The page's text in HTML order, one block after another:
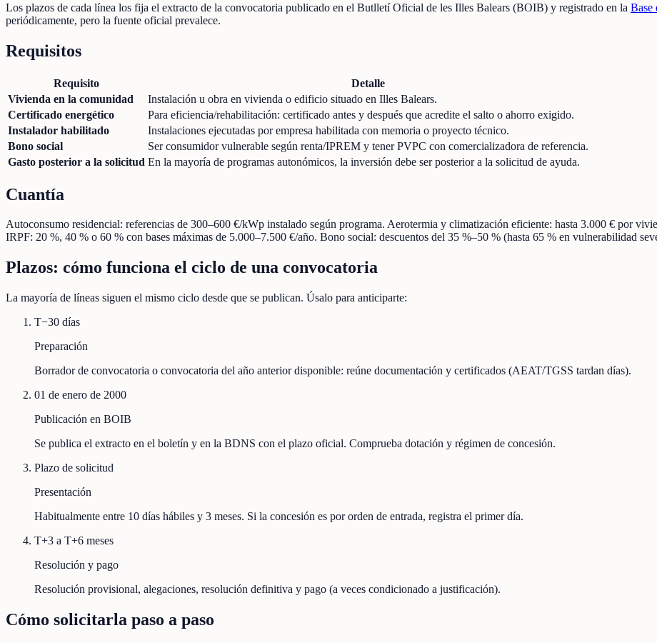
Los plazos de cada línea los fija el extracto de la convocatoria publicado en el Butlletí Oficial de les Illes Balears (BOIB) y registrado en la Base
periódicamente, pero la fuente oficial prevalece.
Requisitos
Requisito
Detalle
Vivienda en la comunidad
Instalación u obra en vivienda o edificio situado en Illes Balears.
Certificado energético
Para eficiencia/rehabilitación: certificado antes y después que acredite el salto o ahorro exigido.
Instalador habilitado
Instalaciones ejecutadas por empresa habilitada con memoria o proyecto técnico.
Bono social
Ser consumidor vulnerable según renta/IPREM y tener PVPC con comercializadora de referencia.
Gasto posterior a la solicitud En la mayoría de programas autonómicos, la inversión debe ser posterior a la solicitud de ayuda.
Cuantía
Autoconsumo residencial: referencias de 300–600 €/kWp instalado según programa. Aerotermia y climatización eficiente: hasta 3.000 € por
IRPF: 20 %, 40 % o 60 % con bases máximas de 5.000–7.500 €/año. Bono social: descuentos del 35 %–50 % (hasta 65 % en vulnerabilidad
Plazos: cómo funciona el ciclo de una convocatoria
La mayoría de líneas siguen el mismo ciclo desde que se publican. Úsalo para anticiparte:
T−30 días
Preparación
Borrador de convocatoria o convocatoria del año anterior disponible: reúne documentación y certificados (AEAT/TGSS tardan días).
01 de enero de 2000
Publicación en BOIB
Se publica el extracto en el boletín y en la BDNS con el plazo oficial. Comprueba dotación y régimen de concesión.
Plazo de solicitud
Presentación
Habitualmente entre 10 días hábiles y 3 meses. Si la concesión es por orden de entrada, registra el primer día.
T+3 a T+6 meses
Resolución y pago
Resolución provisional, alegaciones, resolución definitiva y pago (a veces condicionado a justificación).
Cómo solicitarla paso a paso